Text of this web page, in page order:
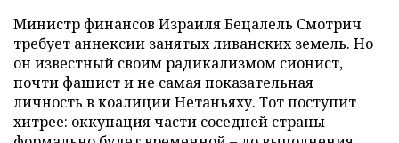
Министр финансов Израиля Бецалель Смотрич
требует аннексии занятых ливанских земель. Но
он известный своим радикализмом сионист,
почти фашист и не самая показательная
личность в коалиции Нетаньяху. Тот поступит
хитрее: оккупация части соседней страны